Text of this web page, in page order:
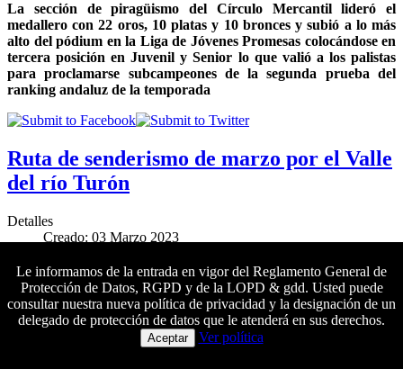
La sección de piragüismo del Círculo Mercantil lideró el
medallero con 22 oros, 10 platas y 10 bronces y subió a lo más
alto del pódium en la Liga de Jóvenes Promesas colocándose en
tercera posición en Juvenil y Senior lo que valió a los palistas
para proclamarse subcampeones de la segunda prueba del
ranking andaluz de la temporada
Ruta de senderismo de marzo por el Valle
del río Turón
Detalles
Creado: 03 Marzo 2023
El próximo sábado 25 de marzo se llevará a cabo una nueva
salida de senderismo de dificultad mediaal Parque Nacional de
la Sierra de las Nieves. Las inscripciones se pueden formalizar
del 3 al 24 de marzoColaboradores principales
Le informamos de la entrada en vigor del Reglamento General de
Protección de Datos, RGPD y de la LOPD & gdd. Usted puede
consultar nuestra nueva política de privacidad y la designación de un
delegado de protección de datos que le atenderá en sus derechos.
Aceptar Ver política